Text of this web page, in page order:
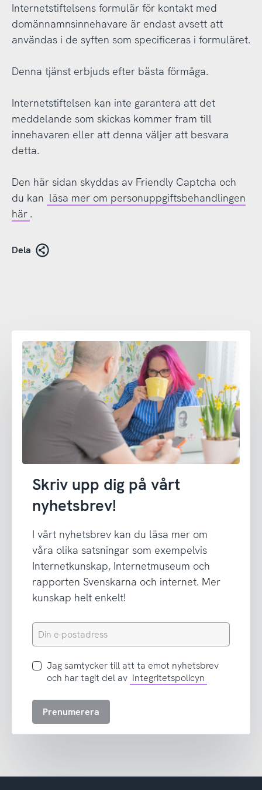
Internetstiftelsens formulär för kontakt med
domännamnsinnehavare är endast avsett att
användas i de syften som specificeras i formuläret.
Denna tjänst erbjuds efter bästa förmåga.
Internetstiftelsen kan inte garantera att det
meddelande som skickas kommer fram till
innehavaren eller att denna väljer att besvara
detta.
Den här sidan skyddas av Friendly Captcha och
du kan läsa mer om personuppgiftsbehandlingen
här .
Dela
Skriv upp dig på vårt
nyhetsbrev!
I vårt nyhetsbrev kan du läsa mer om
våra olika satsningar som exempelvis
Internetkunskap, Internetmuseum och
rapporten Svenskarna och internet. Mer
kunskap helt enkelt!
Din
e-
Jag
samtycker
att
Jag samtycker till att ta emot nyhetsbrev
och har tagit del av Integritetspolicyn
Prenumerera